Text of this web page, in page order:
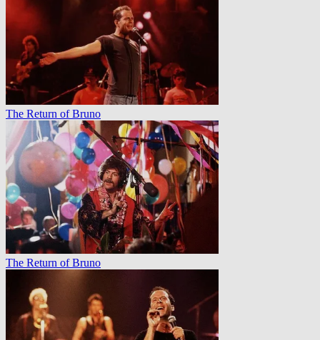
The Return of Bruno
The Return of Bruno